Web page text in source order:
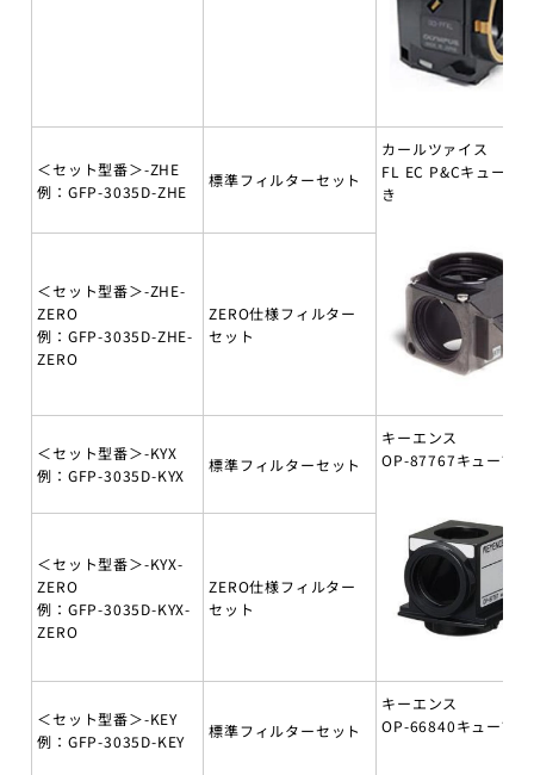
＜セット型番＞-ZHE
例：GFP-3035D-ZHE
標準フィルターセット
カールツァイス
FL EC P&Cキューブ
き
＜セット型番＞-ZHE-
ZERO
例：GFP-3035D-ZHE-
ZERO
ZERO仕様フィルター
セット
＜セット型番＞-KYX
例：GFP-3035D-KYX
標準フィルターセット
キーエンス
OP-87767キューブ付
＜セット型番＞-KYX-
ZERO
例：GFP-3035D-KYX-
ZERO
ZERO仕様フィルター
セット
＜セット型番＞-KEY
例：GFP-3035D-KEY
標準フィルターセット
キーエンス
OP-66840キューブ付